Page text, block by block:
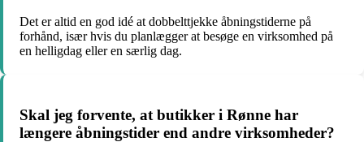
Det er altid en god idé at dobbelttjekke åbningstiderne på
forhånd, især hvis du planlægger at besøge en virksomhed på
en helligdag eller en særlig dag.
Skal jeg forvente, at butikker i Rønne har
længere åbningstider end andre virksomheder?